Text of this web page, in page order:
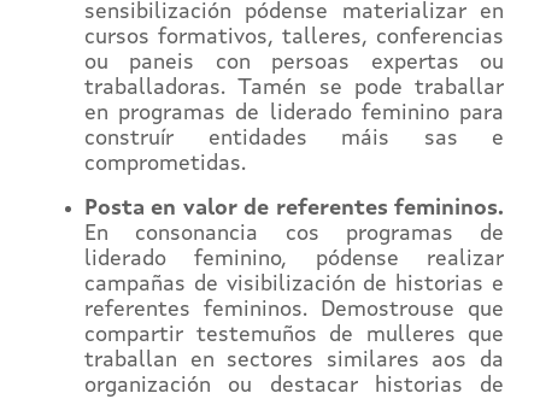
sensibilización pódense materializar en
cursos formativos, talleres, conferencias
ou paneis con persoas expertas ou
traballadoras. Tamén se pode traballar
en programas de liderado feminino para
construír entidades máis sas e
comprometidas.
Posta en valor de referentes femininos.
En consonancia cos programas de
liderado feminino, pódense realizar
campañas de visibilización de historias e
referentes femininos. Demostrouse que
compartir testemuños de mulleres que
traballan en sectores similares aos da
organización ou destacar historias de